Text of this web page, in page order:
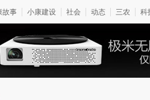
故事 小康建设 社会 动态 三农 科